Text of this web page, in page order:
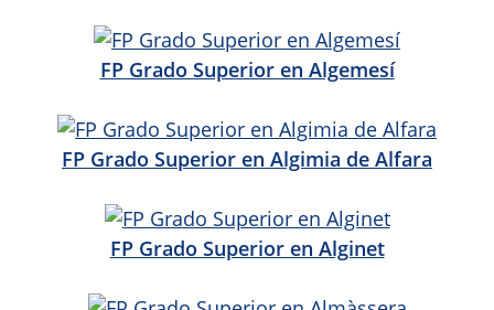
FP Grado Superior en Algemesí
FP Grado Superior en Algimia de Alfara
FP Grado Superior en Alginet